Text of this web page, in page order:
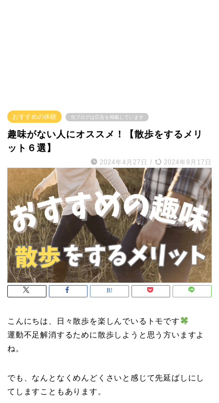
おすすめの体験 当ブログは広告を掲載しています
趣味がない人にオススメ！【散歩をするメリ
ット６選】
2024年4月27日 / 2024年9月17日
こんにちは、日々散歩を楽しんでいるトモです
運動不足解消するために散歩しようと思う方いますよ
ね。
でも、なんとなくめんどくさいと感じて先延ばしにし
てしますこともあります。